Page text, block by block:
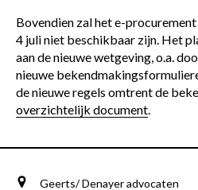
Bovendien zal het e-
4 juli niet beschikbaar zijn. Het
aan de nieuwe wetgeving, o.a.
nieuwe
de nieuwe regels omtrent de
overzichtelijk document.
Geerts/ Denayer advocaten